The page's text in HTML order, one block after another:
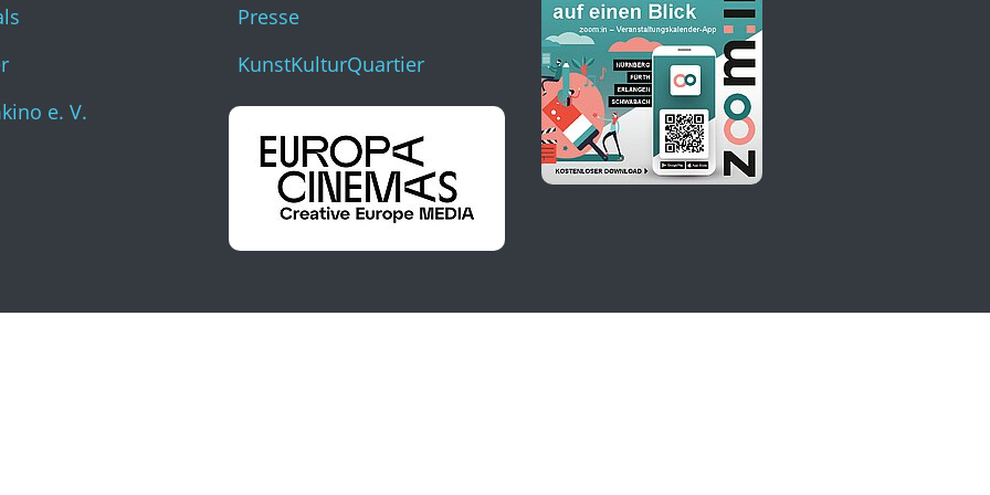
e. V.
Presse
KunstKulturQuartier